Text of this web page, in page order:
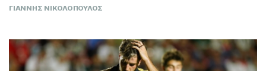
ΓΙΑΝΝΗΣ ΝΙΚΟΛΟΠΟΥΛΟΣ